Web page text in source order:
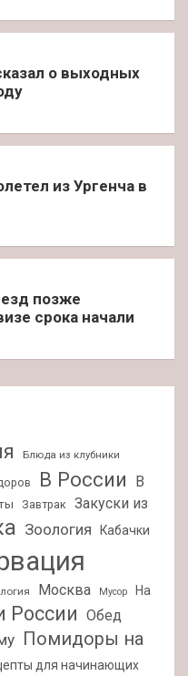
о выходных
из Ургенча в
позже
срока начали
Блюда из клубники
В России
В
Завтрак Закуски из
Зоология Кабачки
Москва Мусор
На
России Обед
Помидоры на
для начинающих